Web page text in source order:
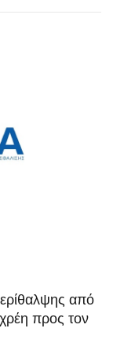
από
προς τον